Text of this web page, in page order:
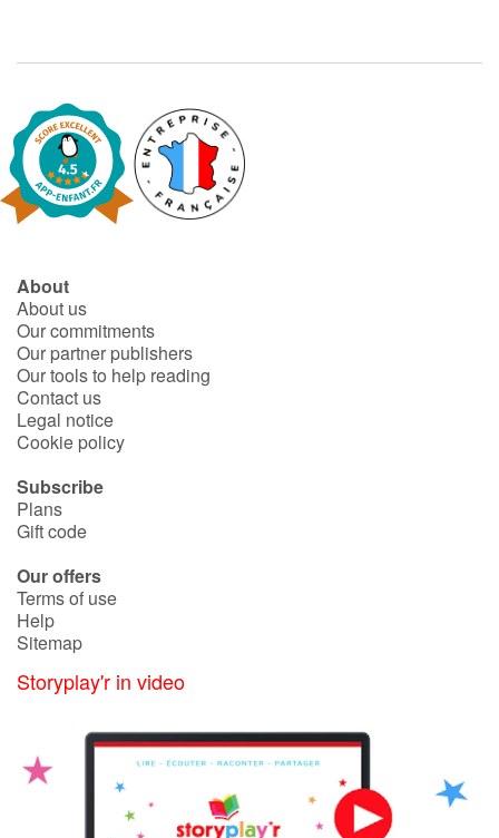
About
About us
Our commitments
Our partner publishers
Our tools to help reading
Contact us
Legal notice
Cookie policy
Subscribe
Plans
Gift code
Our offers
Terms of use
Help
Sitemap
Storyplay'r in video